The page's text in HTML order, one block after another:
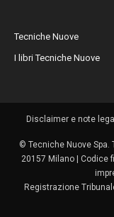
Tecniche Nuove
I libri Tecniche Nuove
Disclaimer e note
© Tecniche Nuove Spa.
20157 Milano | Codice
Registrazione